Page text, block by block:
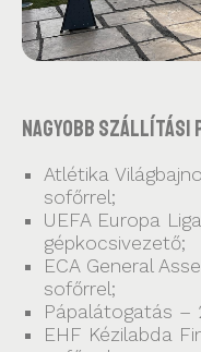
Nagyobb szállítási
Atlétika
sofőrrel;
UEFA Europa
gépkocsivezető;
ECA General
sofőrrel;
Pápalátogatás –
EHF Kézilabda